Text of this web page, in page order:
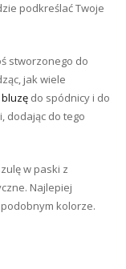
podkreślać Twoje
stworzonego do
jak wiele
bluzę do spódnicy i do
dodając do tego
w paski z
Najlepiej
kolorze.